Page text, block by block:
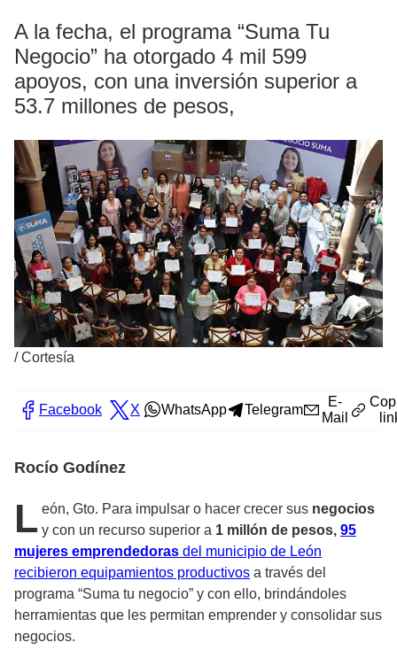
A la fecha, el programa “Suma Tu
Negocio” ha otorgado 4 mil 599
apoyos, con una inversión superior a
53.7 millones de pesos,
/Cortesía
Facebook X WhatsApp Telegram
E-
Mail
Rocío Godínez
L eón, Gto. Para impulsar o hacer crecer sus negocios
y con un recurso superior a 1 millón de pesos, 95
mujeres emprendedoras del municipio de León
recibieron equipamientos productivos a través del
programa “Suma tu negocio” y con ello, brindándoles
herramientas que les permitan emprender y consolidar sus
negocios.